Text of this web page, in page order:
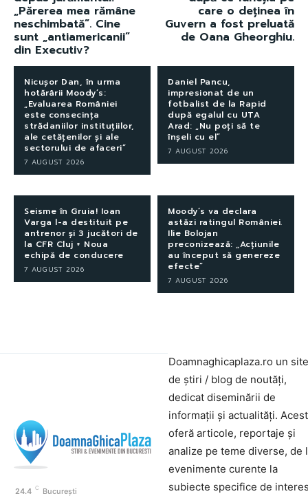
„Părerea mea rămâne
neschimbată”. Cine
sunt „antiamericanii”
din Executiv?
care o deținea în
Guvern a fost preluată
de Oana Gheorghiu.
Nicușor Dan, în urma
hotărârii Moody’s:
„Evaluarea României
este consecința
strădaniilor instituțiilor,
ale cetățenilor și ale
sectorului de afaceri”
7 AUGUST 2026
Daniel Pancu,
impresionat de un
fotbalist de la Rapid
după egalul cu UTA
Arad: „Nu poți să te
înșeli cu el”
7 AUGUST 2026
Seisme în Gruia! Ioan
Varga l-a destituit pe
antrenor și 3 jucători de
la CFR Cluj + Noua
echipă de conducere
7 AUGUST 2026
Moody’s va declara
astăzi ratingul României.
Ilie Bolojan
preconizează: „Acțiunile
au început să genereze
efecte”
7 AUGUST 2026
24.4 C București
Doamnaghicaplaza.ro un site
de știri / blog de noutăți,
dedicat diseminării de
informații și actualități.
oferă articole, reportaje și
analize pe teme diverse, de
evenimente curente la
subiecte specifice de